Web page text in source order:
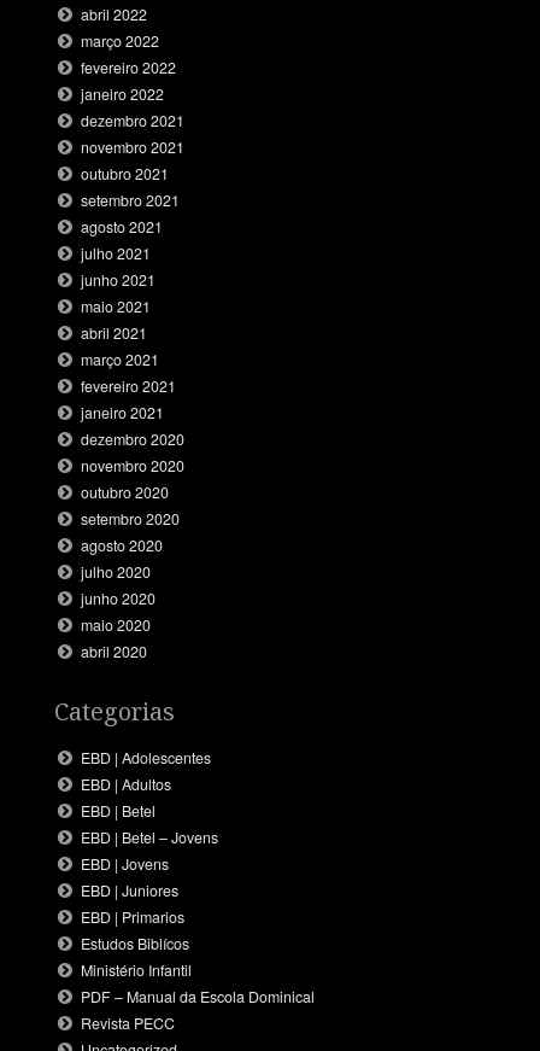
abril 2022
março 2022
fevereiro 2022
janeiro 2022
dezembro 2021
novembro 2021
outubro 2021
setembro 2021
agosto 2021
julho 2021
junho 2021
maio 2021
abril 2021
março 2021
fevereiro 2021
janeiro 2021
dezembro 2020
novembro 2020
outubro 2020
setembro 2020
agosto 2020
julho 2020
junho 2020
maio 2020
abril 2020
Categorias
EBD | Adolescentes
EBD | Adultos
EBD | Betel
EBD | Betel – Jovens
EBD | Jovens
EBD | Juniores
EBD | Primarios
Estudos Biblícos
Ministério Infantil
PDF – Manual da Escola Dominical
Revista PECC